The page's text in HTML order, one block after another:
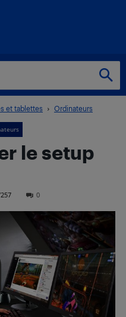
et tablettes Ordinateurs
le setup
0